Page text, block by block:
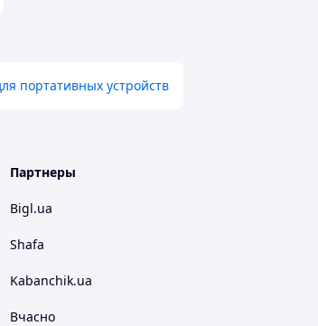
портативных устройств
Партнеры
Bigl.ua
Shafa
Kabanchik.ua
Вчасно